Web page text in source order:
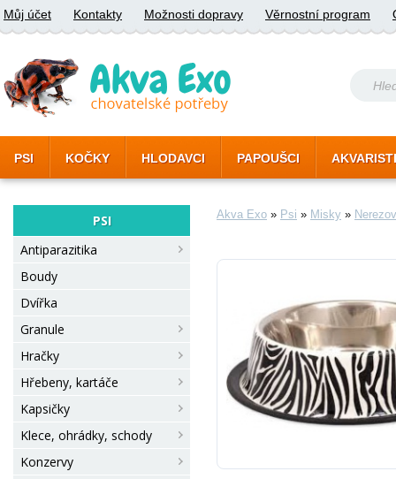
Můj účet Kontakty Možnosti dopravy Věrnostní program
PSI KOČKY HLODAVCI PAPOUŠCI
PSI
Antiparazitika
Boudy
Dvířka
Granule
Hračky
Hřebeny, kartáče
Kapsičky
Klece, ohrádky, schody
Konzervy
Akva Exo » Psi » Misky »